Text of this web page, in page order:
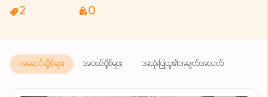
2 0
အရောင်းပို့စ်များ အဝယ်ပို့စ်များ အသုံးပြုသူ၏အချက်အလက်